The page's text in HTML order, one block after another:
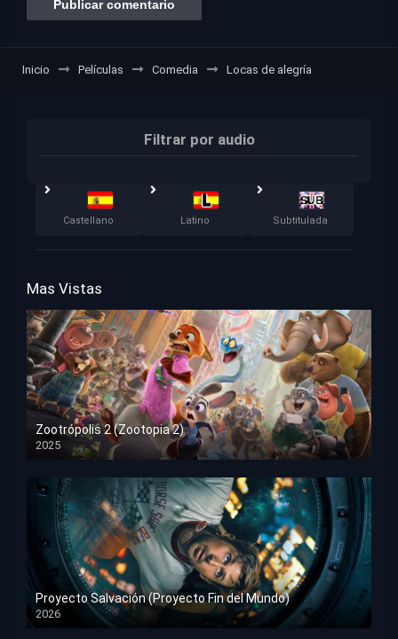
Inicio Películas Comedia Locas de alegría
Filtrar por audio
Castellano Latino Subtitulada
Mas Vistas
Zootrópolis 2 (Zootopia 2)
2025
HD 1080p
Proyecto Salvación (Proyecto Fin del Mundo)
2026
HD 1080p